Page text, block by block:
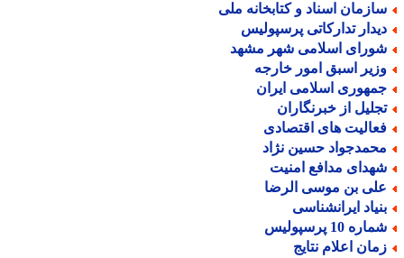
اسناد و کتابخانه ملی
تدارکاتی پرسپولیس
اسلامی شهر مشهد
اسبق امور خارجه
اسلامی ایران
از خبرنگاران
های اقتصادی
حسین نژاد
مدافع امنیت
بن موسی الرضا
ایرانشناسی
10 پرسپولیس
اعلام نتایج